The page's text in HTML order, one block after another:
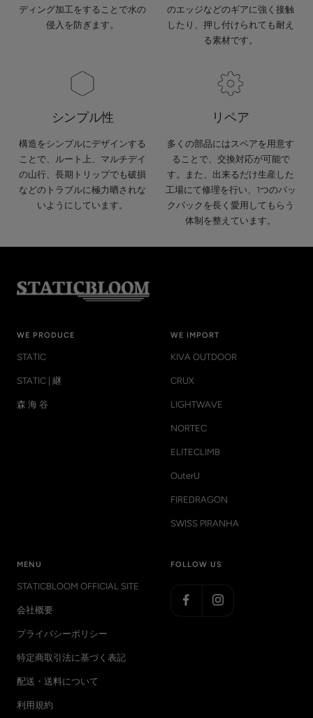
ディング加工をすることで水の
侵入を防ぎます。
のエッジなどのギアに強く接触
したり、押し付けられても耐え
る素材です。
シンプル性
構造をシンプルにデザインする
ことで、ルート上、マルチデイ
の山行、長期トリップでも破損
などのトラブルに極力晒されな
いようにしています。
リペア
多くの部品にはスペアを用意す
ることで、交換対応が可能で
す。また、出来るだけ生産した
工場にて修理を行い、1つのバッ
クパックを長く愛用してもらう
体制を整えています。
WE PRODUCE
STATIC
STATIC | 継
森 海 谷
WE IMPORT
KIVA OUTDOOR
CRUX
LIGHTWAVE
NORTEC
ELITECLIMB
OuterU
FIREDRAGON
SWISS PIRANHA
MENU
STATICBLOOM OFFICIAL SITE
会社概要
プライバシーポリシー
特定商取引法に基づく表記
配送・送料について
利用規約
FOLLOW US